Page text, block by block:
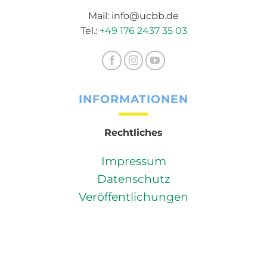
Mail: info@ucbb.de
Tel.: +49 176 2437 35 03
INFORMATIONEN
Rechtliches
Impressum
Datenschutz
Veröffentlichungen